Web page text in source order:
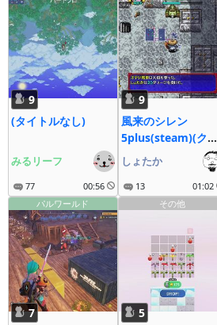
9
(タイトルなし)
みるリーフ
77 00:56
9
風来のシレン
5plus(steam)(クリ
ア後) #2
しょたか
13 01:02
パルワールド
7
その他
5